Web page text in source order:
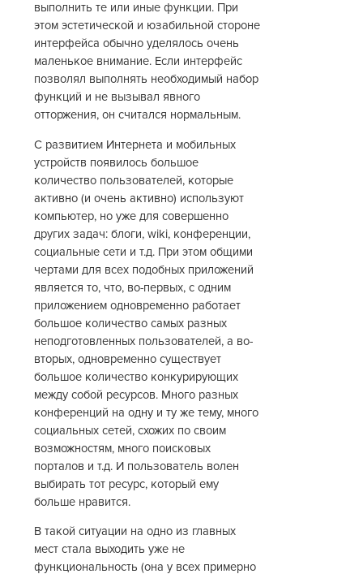
выполнить те или иные функции. При
этом эстетической и юзабильной стороне
интерфейса обычно уделялось очень
маленькое внимание. Если интерфейс
позволял выполнять необходимый набор
функций и не вызывал явного
отторжения, он считался нормальным.
С развитием Интернета и мобильных
устройств появилось большое
количество пользователей, которые
активно (и очень активно) используют
компьютер, но уже для совершенно
других задач: блоги, wiki, конференции,
социальные сети и т.д. При этом общими
чертами для всех подобных приложений
является то, что, во-первых, с одним
приложением одновременно работает
большое количество самых разных
неподготовленных пользователей, а во-
вторых, одновременно существует
большое количество конкурирующих
между собой ресурсов. Много разных
конференций на одну и ту же тему, много
социальных сетей, схожих по своим
возможностям, много поисковых
порталов и т.д. И пользователь волен
выбирать тот ресурс, который ему
больше нравится.
В такой ситуации на одно из главных
мест стала выходить уже не
функциональность (она у всех примерно